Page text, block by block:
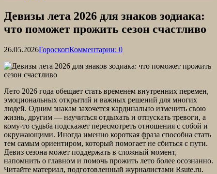
Девизы лета 2026 для знаков зодиака:
что поможет прожить сезон счастливо
26.05.2026ГороскопКомментарии: 0
Лето 2026 года обещает стать временем внутренних перемен,
эмоциональных открытий и важных решений для многих
людей. Одним знакам захочется кардинально изменить свою
жизнь, другим — научиться отдыхать и отпускать тревоги, а
кому-то судьба подскажет пересмотреть отношения с собой и
окружающими. Иногда именно короткая фраза способна стать
тем самым ориентиром, который помогает не сбиться с пути.
Девиз сезона может поддержать в сложный момент,
напомнить о главном и помочь прожить лето более осознанно.
Читайте материал, подготовленный журналистами Rsute.ru.